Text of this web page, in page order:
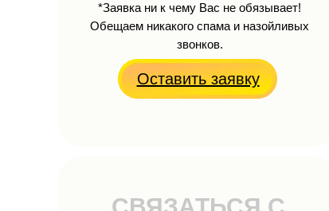
Оставить заявку
*Заявка ни к чему Вас не обязывает!
Обещаем никакого спама и назойливых
звонков.